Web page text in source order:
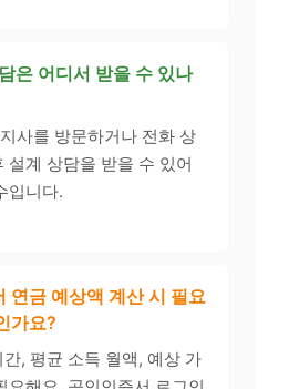
은 어디서 받을 수 있나
사를 방문하거나 전화 상
설계 상담을 받을 수 있어
입니다.
연금 예상액 계산 시 필요
가요?
, 평균 소득 월액, 예상 가